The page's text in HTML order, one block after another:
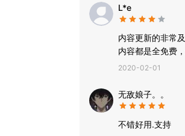
【南财号】
权威经济学家、知名首席
【7x24快讯】
快讯7x24小时不间断提供
L*e
内容更新的非常
内容都是全免费
2020-02-01
无敌娘子。。
不错好用.支持